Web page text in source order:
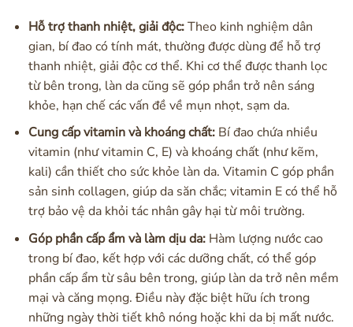
Hỗ trợ thanh nhiệt, giải độc:Theo kinh nghiệm dân
gian, bí đao có tính mát, thường được dùng để hỗ trợ
thanh nhiệt, giải độc cơ thể. Khi cơ thể được thanh lọc
từ bên trong, làn da cũng sẽ góp phần trở nên sáng
khỏe, hạn chế các vấn đề về mụn nhọt, sạm da.
Cung cấp vitamin và khoáng chất:Bí đao chứa nhiều
vitamin (như vitamin C, E) và khoáng chất (như kẽm,
kali) cần thiết cho sức khỏe làn da. Vitamin C góp phần
sản sinh collagen, giúp da săn chắc; vitamin E có thể hỗ
trợ bảo vệ da khỏi tác nhân gây hại từ môi trường.
Góp phần cấp ẩm và làm dịu da:Hàm lượng nước cao
trong bí đao, kết hợp với các dưỡng chất, có thể góp
phần cấp ẩm từ sâu bên trong, giúp làn da trở nên mềm
mại và căng mọng. Điều này đặc biệt hữu ích trong
những ngày thời tiết khô nóng hoặc khi da bị mất nước.